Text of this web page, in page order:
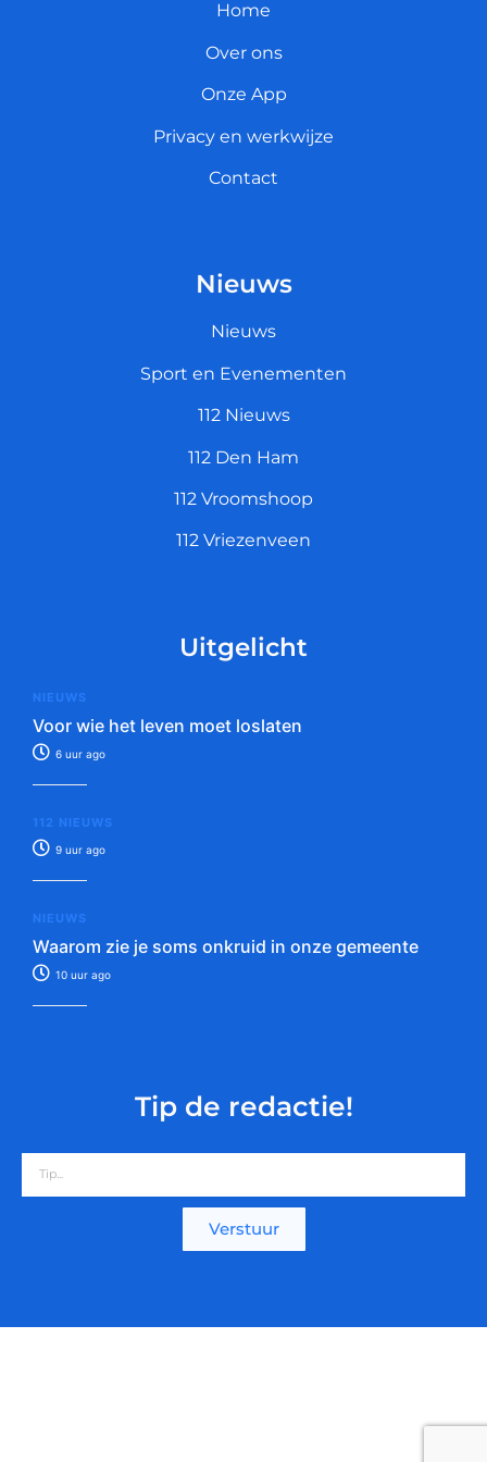
Home
Over ons
Onze App
Privacy en werkwijze
Contact
Nieuws
Nieuws
Sport en Evenementen
112 Nieuws
112 Den Ham
112 Vroomshoop
112 Vriezenveen
Uitgelicht
NIEUWS
Voor wie het leven moet loslaten
6 uur ago
112 NIEUWS
9 uur ago
NIEUWS
Waarom zie je soms onkruid in onze gemeente
10 uur ago
Tip de redactie!
Verstuur